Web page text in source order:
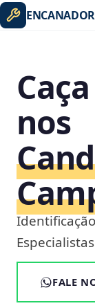
ENCANADOR
nos
FALE